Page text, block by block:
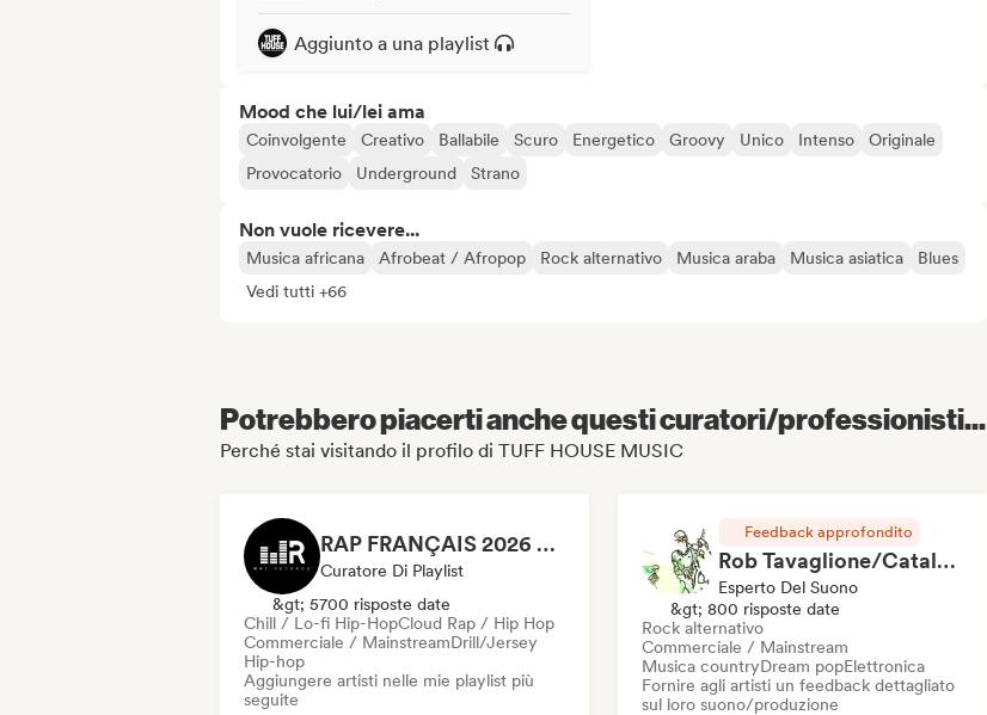
Aggiunto a una playlist
Mood che lui/lei ama
Coinvolgente Creativo Ballabile Scuro Energetico Groovy Unico Intenso
Originale
Provocatorio
Underground Strano
Non vuole ricevere...
Musica africana Afrobeat / Afropop Rock alternativo Musica araba Musica asiatica
Blues
Vedi tutti +66
Potrebbero piacerti anche questi curatori/professionisti...
Perché stai visitando il profilo di TUFF HOUSE MUSIC
RAP FRANÇAIS 2026 🔥🇫🇷 (Way Records)
Curatore Di Playlist
&gt; 5700 risposte date
Chill / Lo-fi Hip-HopCloud Rap / Hip Hop
Commerciale / MainstreamDrill/Jersey
Hip-hop
Aggiungere artisti nelle mie playlist più
seguite
Feedback approfondito
Rob Tavaglione/Catalyst Recording
Esperto Del Suono
&gt; 800 risposte date
Rock alternativo
Commerciale / Mainstream
Musica countryDream popElettronica
Fornire agli artisti un feedback dettagliato
sul loro suono/produzione